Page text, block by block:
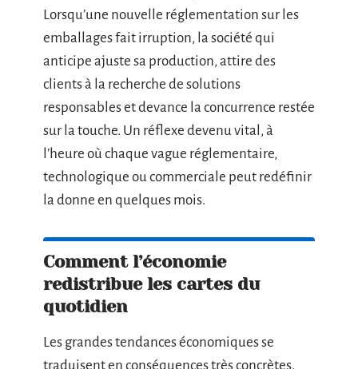
Lorsqu’une nouvelle réglementation sur les
emballages fait irruption, la société qui
anticipe ajuste sa production, attire des
clients à la recherche de solutions
responsables et devance la concurrence restée
sur la touche. Un réflexe devenu vital, à
l’heure où chaque vague réglementaire,
technologique ou commerciale peut redéfinir
la donne en quelques mois.
Comment l’économie
redistribue les cartes du
quotidien
Les grandes tendances économiques se
traduisent en conséquences très concrètes.